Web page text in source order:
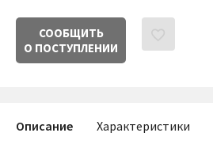
СООБЩИТЬ
О ПОСТУПЛЕНИИ
Описание Характеристики